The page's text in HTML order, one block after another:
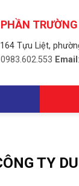
Tựu Liệt,
Email
TY